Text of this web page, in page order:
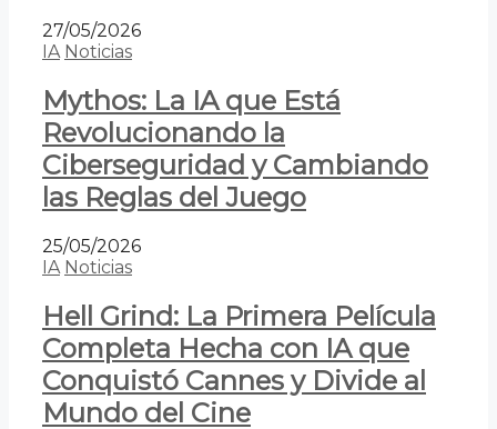
27/05/2026
IA Noticias
Mythos: La IA que Está
Revolucionando la
Ciberseguridad y Cambiando
las Reglas del Juego
25/05/2026
IA Noticias
Hell Grind: La Primera Película
Completa Hecha con IA que
Conquistó Cannes y Divide al
Mundo del Cine